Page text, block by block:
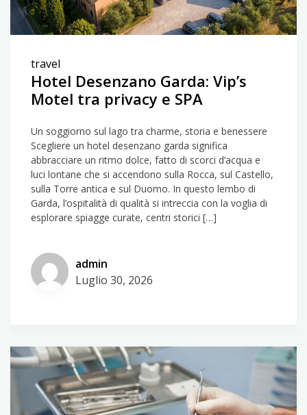
travel
Hotel Desenzano Garda: Vip’s
Motel tra privacy e SPA
Un soggiorno sul lago tra charme, storia e benessere
Scegliere un hotel desenzano garda significa
abbracciare un ritmo dolce, fatto di scorci d’acqua e
luci lontane che si accendono sulla Rocca, sul Castello,
sulla Torre antica e sul Duomo. In questo lembo di
Garda, l’ospitalità di qualità si intreccia con la voglia di
esplorare spiagge curate, centri storici […]
admin
Luglio 30, 2026